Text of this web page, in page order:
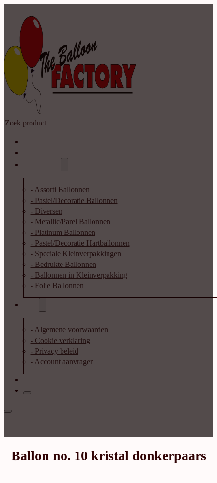
Zoeken
- Assorti Ballonnen
- Pastel/Decoratie Ballonnen
- Diversen
- Metallic/Parel Ballonnen
- Platinum Ballonnen
- Pastel/Decoratie Hartballonnen
- Speciale Kleinverpakkingen
- Bedrukte Ballonnen
- Ballonnen in Kleinverpakking
- Folie Ballonnen
- Algemene voorwaarden
- Cookie verklaring
- Privacy beleid
- Account aanvragen
Ballon no. 10 kristal donkerpaars